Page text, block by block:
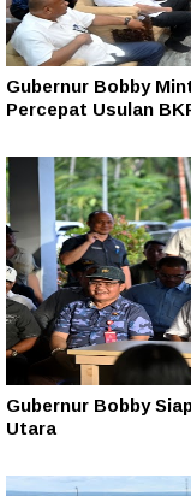
Gubernur Bobby
Percepat Usulan
Gubernur Bobby
Utara